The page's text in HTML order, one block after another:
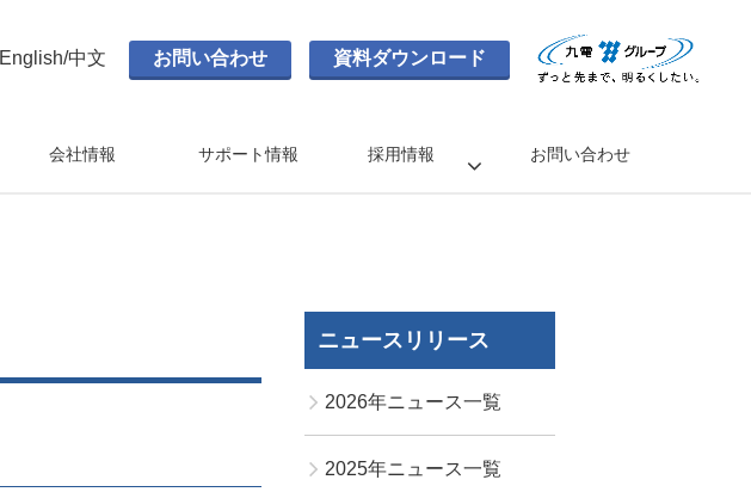
English 中文 お問い合わせ 資料ダウンロード
会社情報 サポート情報 採用情報 お問い合わせ
ニュースリリース
2026年ニュース一覧
2025年ニュース一覧